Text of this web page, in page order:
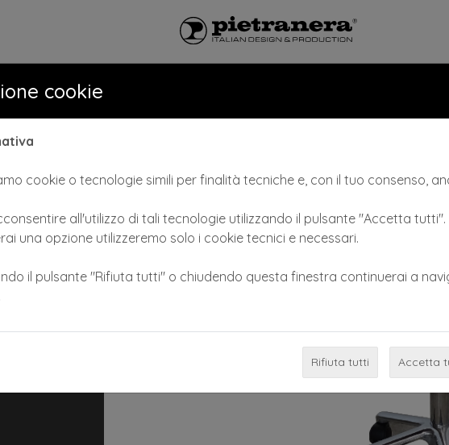
I SALONI
cookie
cookie o tecnologie simili per finalità tecniche e, con il tuo consenso,
all'utilizzo di tali tecnologie utilizzando il pulsante "Accetta tutti".
una opzione utilizzeremo solo i cookie tecnici e necessari.
il pulsante "Rifiuta tutti" o chiudendo questa finestra continuerai a
Rifiuta tutti Accetta